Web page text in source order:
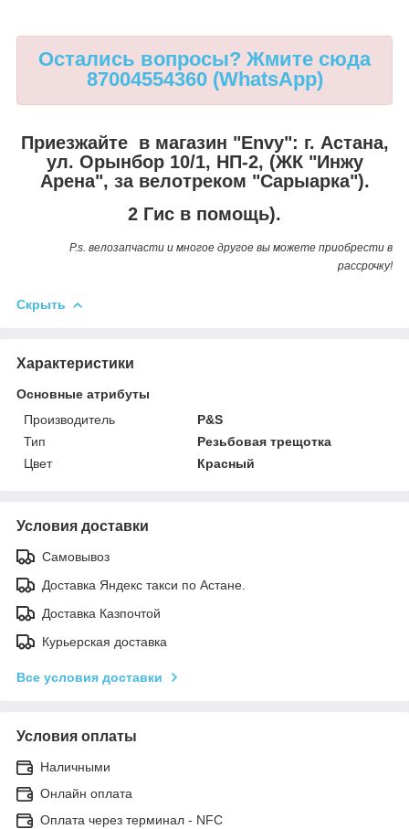
Остались вопросы? Жмите сюда
87004554360 (WhatsApp)
Приезжайте в магазин "Envy": г. Астана,
ул. Орынбор 10/1, НП-2, (ЖК "Инжу
Арена", за велотреком "Сарыарка").
2 Гис в помощь).
P.s. велозапчасти и многое другое вы можете приобрести в
рассрочку!
Скрыть
Характеристики
Основные атрибуты
Производитель
P&S
Тип
Резьбовая трещотка
Цвет
Красный
Условия доставки
Самовывоз
Доставка Яндекс такси по Астане.
Доставка Казпочтой
Курьерская доставка
Все условия доставки
Условия оплаты
Наличными
Онлайн оплата
Оплата через терминал - NFC